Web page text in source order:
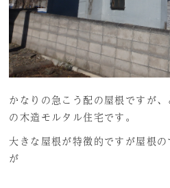
かなりの急こう配の屋根ですが
の木造モルタル住宅です。
大きな屋根が特徴的ですが屋根
が